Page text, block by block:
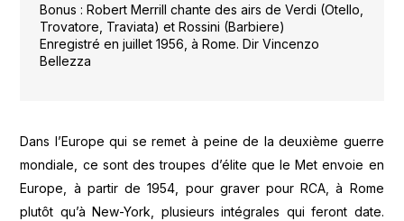
Bonus : Robert Merrill chante des airs de Verdi (Otello,
Trovatore, Traviata) et Rossini (Barbiere)
Enregistré en juillet 1956, à Rome. Dir Vincenzo
Bellezza
Dans l’Europe qui se remet à peine de la deuxième guerre
mondiale, ce sont des troupes d’élite que le Met envoie en
Europe, à partir de 1954, pour graver pour RCA, à Rome
plutôt qu’à New-York, plusieurs intégrales qui feront date.